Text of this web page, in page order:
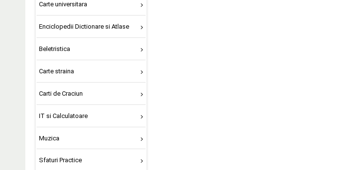
Carte universitara
Enciclopedii Dictionare si Atlase
Beletristica
Carte straina
Carti de Craciun
IT si Calculatoare
Muzica
Sfaturi Practice